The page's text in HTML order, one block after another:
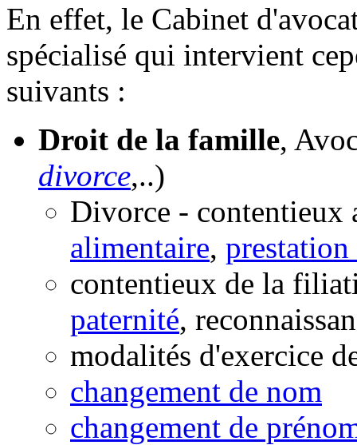
En effet, le Cabinet
spécialisé qui intervient
suivants :
Droit de la famille,
divorce,..)
Divorce - contentieux
alimentaire,
contentieux de la
paternité,
modalités d'exercice
changement de nom
changement de